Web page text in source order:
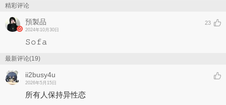
在那里，节奏为我们引路。
让我们追逐这漫漫长夜，
星辰也为你而熠熠生辉。
作曲：Bob Hou
编曲：HPEIRTAZ/Bob Hou/Settled Edge/Amo Nova/Tribbec
演唱：Ari/Layzzz/Bob Hou
母带：EXCILLEX
封面设计：C1-02
精彩评论
預製品
2024年10月30日
23
𝚂𝚘𝚏𝚊
最新评论(19)
ii2busy4u
2026年5月15日
所有人保持异性恋